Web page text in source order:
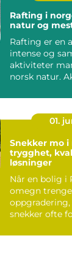
Rafting i
natur og
Rafting er en
intense og
aktiviteter
norsk natur.
01.
Snekker mo i
trygghet,
løsninger
Når en bolig i
omegn
snekker ofte